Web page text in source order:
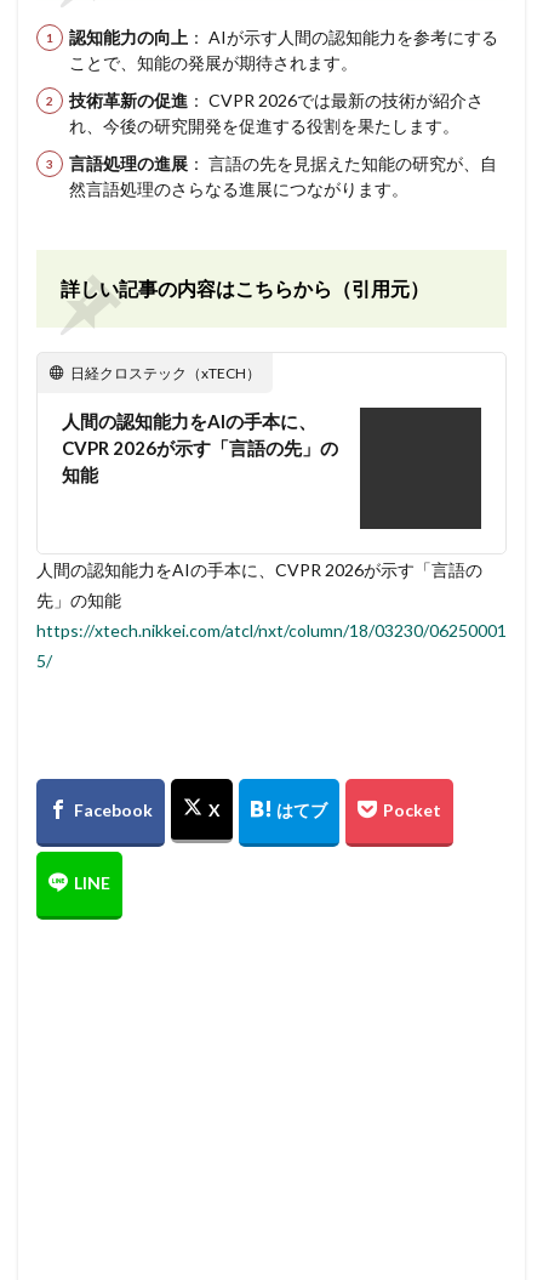
認知能力の向上 ： AIが示す人間の認知能力を参考にする
ことで、知能の発展が期待されます。
技術革新の促進 ： CVPR 2026では最新の技術が紹介さ
れ、今後の研究開発を促進する役割を果たします。
言語処理の進展 ： 言語の先を見据えた知能の研究が、自
然言語処理のさらなる進展につながります。
詳しい記事の内容はこちらから（引用元）
日経クロステック（xTECH）
人間の認知能力をAIの手本に、
CVPR 2026が示す「言語の先」の
知能
人間の認知能力をAIの手本に、CVPR 2026が示す「言語の
先」の知能
https://xtech.nikkei.com/atcl/nxt/column/18/03230/06250001
5/